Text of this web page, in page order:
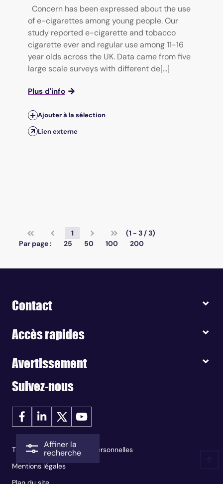
Affiner la
recherche
Concern has been expressed about the use
of e-cigarettes among young people. Our
study reported e-cigarette and tobacco
cigarette ever and regular use among 11-16
year olds across the UK. Data came from five
large scale surveys with different de[...]
Plus d'info
Ajouter à la sélection
Lien externe
1
(1 - 3 / 3)
Par page :
25 50 100 200
Contact
Accès rapides
Avertissement
Suivez-nous
Traitement des données personnelles
Mentions légales